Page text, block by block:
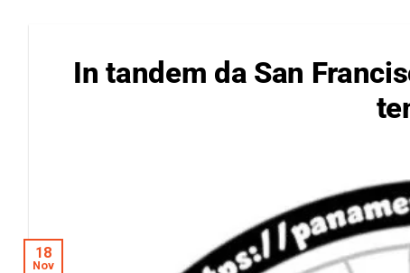
In tandem da San
18
Nov